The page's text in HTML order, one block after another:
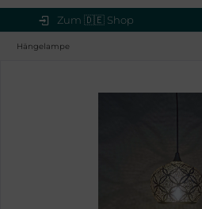
Zum 🇩🇪 Shop
Hängelampe